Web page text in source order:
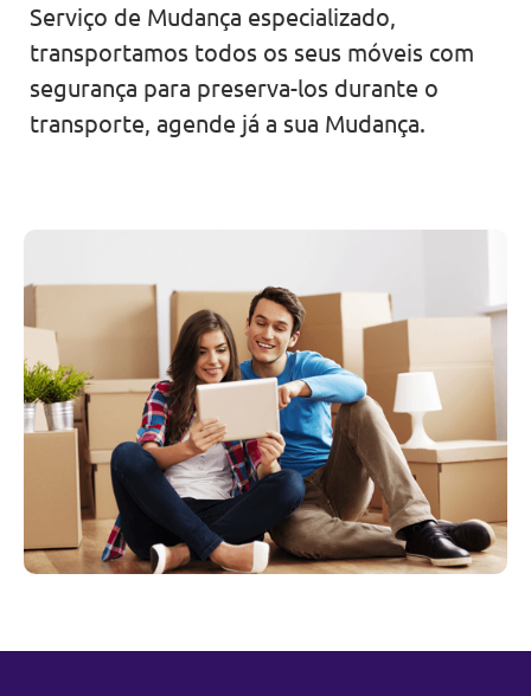
Serviço de Mudança especializado,
transportamos todos os seus móveis com
segurança para preserva-los durante o
transporte, agende já a sua Mudança.